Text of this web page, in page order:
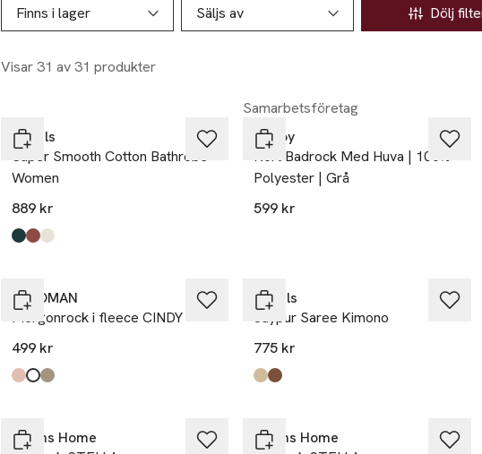
Finns i lager Säljs av Dölj
Visar 31 av 31 produkter
Rituals
Super Smooth Cotton Bathrobe
Women
889 kr
Produkten finns i färgerna:
Petrol,
Powder Pink
Off White
Samarbetsföretag
Decoy
Kort Badrock Med Huva | 100%
Polyester | Grå
599 kr
Å WOMAN
Morgonrock i fleece CINDY
499 kr
Produkten finns i färgerna:
Pink,
Offwhite
Mole,
Rituals
Jaypur Saree Kimono
775 kr
Produkten finns i färgerna:
Green Flower
Salmon Square
Åhléns Home
Åhléns Home